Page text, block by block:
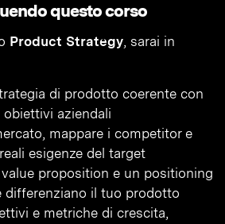
questo corso
Product Strategy, sarai in
di prodotto coerente con
obiettivi aziendali
mappare i competitor e
esigenze del target
proposition e un positioning
differenziano il tuo prodotto
e metriche di crescita,